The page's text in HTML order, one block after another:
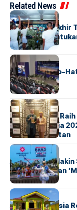
Related News
BERITA
Sidang Pantukhir
Strategis
BANDARA BERITA
IALC Soekarno-
Dunia
BERITA
ParagonCorp
Southeast Asia
Kebermanfaatan
BERITA INDEX
Akhir Pekan
Petals Hadirkan
BERITAHOME
AirNav Indonesia